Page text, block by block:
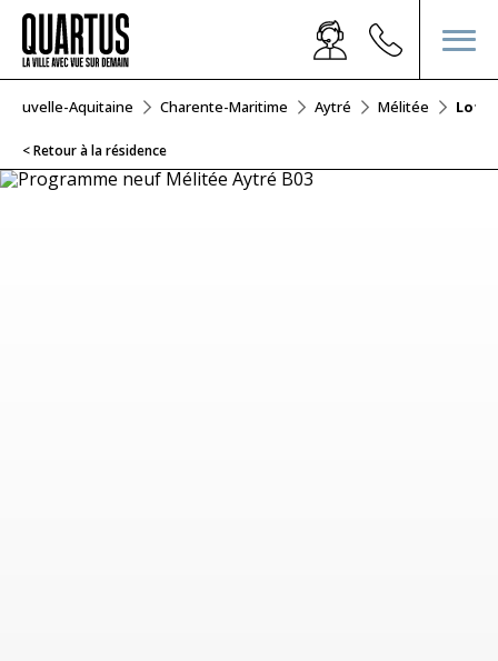
Nouvelle-Aquitaine Charente-Maritime Aytré Mélitée Lot
< Retour à la résidence